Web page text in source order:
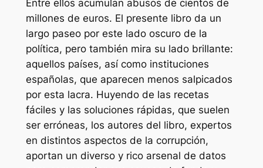
Entre ellos acumulan abusos de cientos de
millones de euros. El presente libro da un
largo paseo por este lado oscuro de la
política, pero también mira su lado brillante:
aquellos países, así como instituciones
españolas, que aparecen menos salpicados
por esta lacra. Huyendo de las recetas
fáciles y las soluciones rápidas, que suelen
ser erróneas, los autores del libro, expertos
en distintos aspectos de la corrupción,
aportan un diverso y rico arsenal de datos